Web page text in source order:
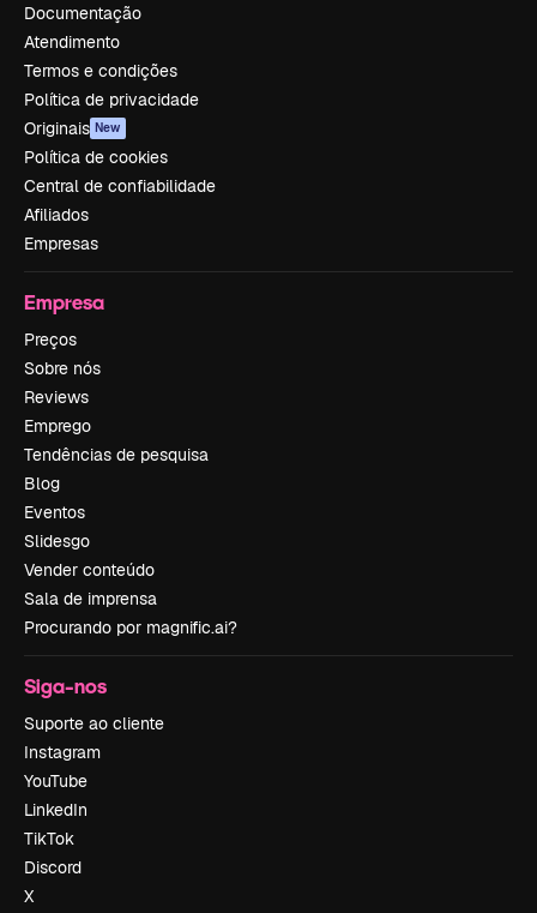
Documentação
Atendimento
Termos e condições
Política de privacidade
Originais New
Política de cookies
Central de confiabilidade
Afiliados
Empresas
Empresa
Preços
Sobre nós
Reviews
Emprego
Tendências de pesquisa
Blog
Eventos
Slidesgo
Vender conteúdo
Sala de imprensa
Procurando por magnific.ai?
Siga-nos
Suporte ao cliente
Instagram
YouTube
LinkedIn
TikTok
Discord
X